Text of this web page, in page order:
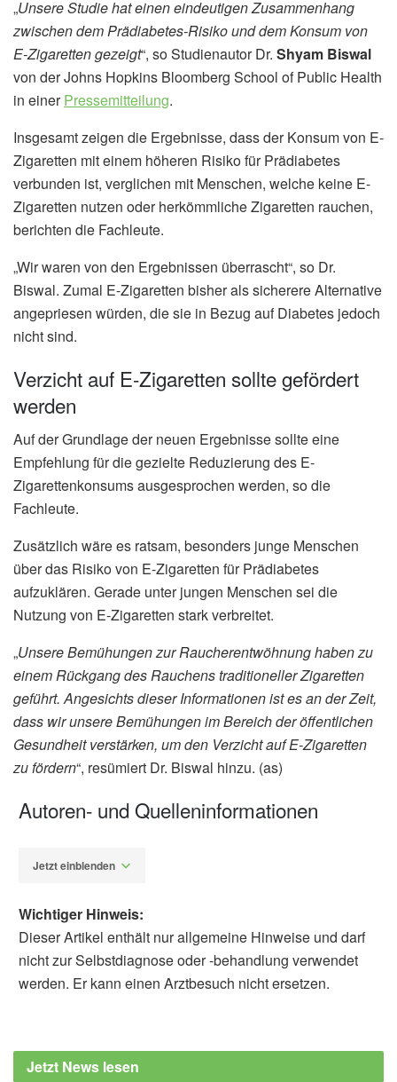
„Unsere Studie hat einen eindeutigen Zusammenhang
zwischen dem Prädiabetes-Risiko und dem Konsum von
E-Zigaretten gezeigt“, so Studienautor Dr. Shyam Biswal
von der Johns Hopkins Bloomberg School of Public Health
in einerPressemitteilung.
Insgesamt zeigen die Ergebnisse, dass der Konsum von E-
Zigaretten mit einem höheren Risiko für Prädiabetes
verbunden ist, verglichen mit Menschen, welche keine E-
Zigaretten nutzen oder herkömmliche Zigaretten rauchen,
berichten die Fachleute.
„Wir waren von den Ergebnissen überrascht“, so Dr.
Biswal. Zumal E-Zigaretten bisher als sicherere Alternative
angepriesen würden, die sie in Bezug auf Diabetes jedoch
nicht sind.
Verzicht auf E-Zigaretten sollte gefördert
werden
Auf der Grundlage der neuen Ergebnisse sollte eine
Empfehlung für die gezielte Reduzierung des E-
Zigarettenkonsums ausgesprochen werden, so die
Fachleute.
Zusätzlich wäre es ratsam, besonders junge Menschen
über das Risiko von E-Zigaretten für Prädiabetes
aufzuklären. Gerade unter jungen Menschen sei die
Nutzung von E-Zigaretten stark verbreitet.
„Unsere Bemühungen zur Raucherentwöhnung haben zu
einem Rückgang des Rauchens traditioneller Zigaretten
geführt. Angesichts dieser Informationen ist es an der Zeit,
dass wir unsere Bemühungen im Bereich der öffentlichen
Gesundheit verstärken, um den Verzicht auf E-Zigaretten
zu fördern“, resümiert Dr. Biswal hinzu. (as)
Autoren- und Quelleninformationen
Jetzt einblenden
Blaha, Albert Osei, Venkataramana Sidhaye,
et al.: The Association Between E-Cigarette
Wichtiger Hinweis:
Dieser Artikel enthält nur allgemeine Hinweise und darf
nicht zur Selbstdiagnose oder -behandlung verwendet
werden. Er kann einen Arztbesuch nicht ersetzen.
Jetzt News lesen